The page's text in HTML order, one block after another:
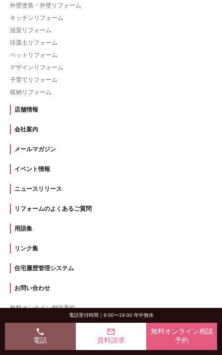
外壁塗装・外壁リフォーム
キッチンリフォーム
浴室リフォーム
珪藻土リフォーム
ペットリフォーム
デザインリフォーム
子育てリフォーム
収納リフォーム
店舗情報
会社案内
メールマガジン
イベント情報
ニュースリリース
リフォームのよくあるご質問
用語集
リンク集
住宅履歴管理システム
お問い合わせ
無料オンライン相談予約
お問い合わせ・カタログ請求
電話受付時間｜9:00〜19:00 年中無休
phone
電話
mail_outline
資料請求
無料オンライン相談
予約